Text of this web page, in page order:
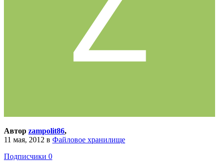
Автор zampolit86,
11 мая, 2012 в Файловое хранилище
Подписчики 0